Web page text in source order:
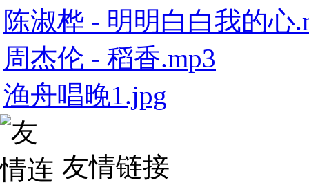
陈淑桦 - 明明白白我的心
周杰伦 - 稻香.mp3
渔舟唱晚1.jpg
友情链接